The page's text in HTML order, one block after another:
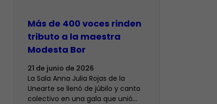
Más de 400 voces rinden
tributo a la maestra
Modesta Bor
21 de junio de 2026
​La Sala Anna Julia Rojas de la
Unearte se llenó de júbilo y canto
colectivo en una gala que unió…